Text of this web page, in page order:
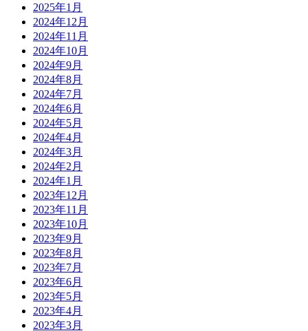
2025年1月
2024年12月
2024年11月
2024年10月
2024年9月
2024年8月
2024年7月
2024年6月
2024年5月
2024年4月
2024年3月
2024年2月
2024年1月
2023年12月
2023年11月
2023年10月
2023年9月
2023年8月
2023年7月
2023年6月
2023年5月
2023年4月
2023年3月